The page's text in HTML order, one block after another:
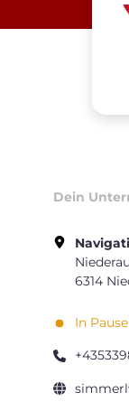
Dein
6314
In Pause